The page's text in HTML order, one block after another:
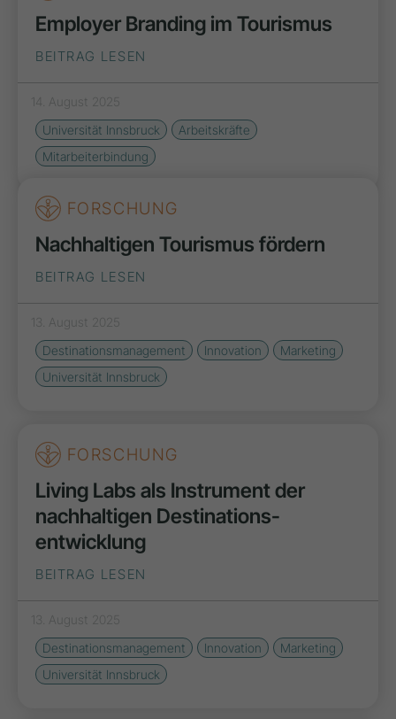
Employer Branding im Tourismus
BEITRAG LESEN
14. August 2025
Universität Innsbruck
Arbeitskräfte
Mitarbeiterbindung
FORSCHUNG
Nachhaltigen Tourismus fördern
BEITRAG LESEN
13. August 2025
Destinationsmanagement
Innovation
Marketing
Universität Innsbruck
FORSCHUNG
Living Labs als Instrument der
nachhaltigen Destinations­
entwicklung
BEITRAG LESEN
13. August 2025
Destinationsmanagement
Innovation
Marketing
Universität Innsbruck